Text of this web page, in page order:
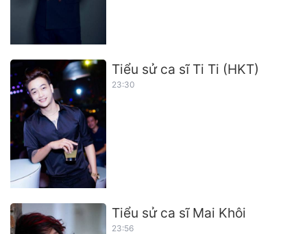
Tiểu sử ca sĩ Ti Ti (HKT)
23:30
Tiểu sử ca sĩ Mai Khôi
23:56